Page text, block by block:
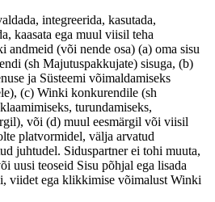
integreerida, kasutada,
kaasata ega muul viisil teha
andmeid (või nende osa) (a) oma sisu
(sh Majutuspakkujate) sisuga, (b)
ja Süsteemi võimaldamiseks
(c) Winki konkurendile (sh
turundamiseks,
või (d) muul eesmärgil või viisil
platvormidel, välja arvatud
juhtudel. Siduspartner ei tohi muuta,
uusi teoseid Sisu põhjal ega lisada
viidet ega klikkimise võimalust Winki